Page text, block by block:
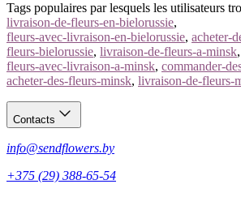
Tags populaires par lesquels les utilisateurs
livraison-de-fleurs-en-bielorussie,
fleurs-avec-livraison-en-bielorussie, acheter-
fleurs-bielorussie, livraison-de-fleurs-a-minsk,
fleurs-avec-livraison-a-minsk, commander-
acheter-des-fleurs-minsk, livraison-de-fleurs-
Contacts
info@sendflowers.by
+375 (29) 388-65-54